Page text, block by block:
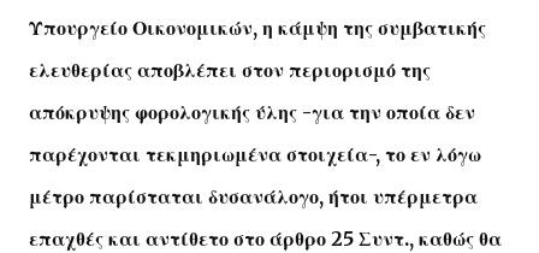
Υπουργείο Οικονομικών, η κάμψη της συμβατικής
ελευθερίας αποβλέπει στον περιορισμό της
απόκρυψης φορολογικής ύλης -για την οποία δεν
παρέχονται τεκμηριωμένα στοιχεία-, το εν λόγω
μέτρο παρίσταται δυσανάλογο, ήτοι υπέρμετρα
επαχθές και αντίθετο στο άρθρο 25 Συντ., καθώς θα